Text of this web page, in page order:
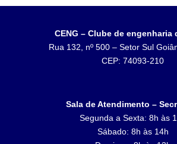
CENG – Clube de engenharia
Rua 132, nº 500 – Setor Sul
CEP: 74093-210
Sala de Atendimento –
Segunda a Sexta: 8h às
Sábado: 8h às 14h